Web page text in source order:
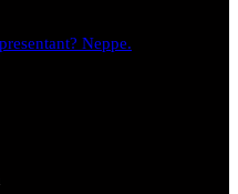
Neppe.